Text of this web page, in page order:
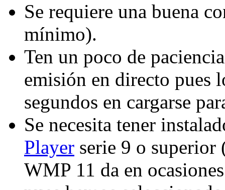
Se requiere una buena
mínimo).
Ten un poco de
emisión en directo pues
segundos en cargarse
Se necesita tener
Player serie 9 o superior
WMP 11 da en